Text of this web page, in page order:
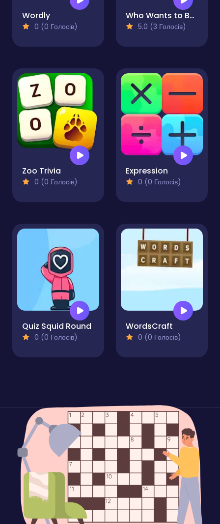
Wordly
0 (0 Голосів)
Who Wants to Be a Millionaire?
5.0 (3 Голосів)
Zoo Trivia
0 (0 Голосів)
Expression
0 (0 Голосів)
Quiz Squid Round
0 (0 Голосів)
WordsCraft
0 (0 Голосів)